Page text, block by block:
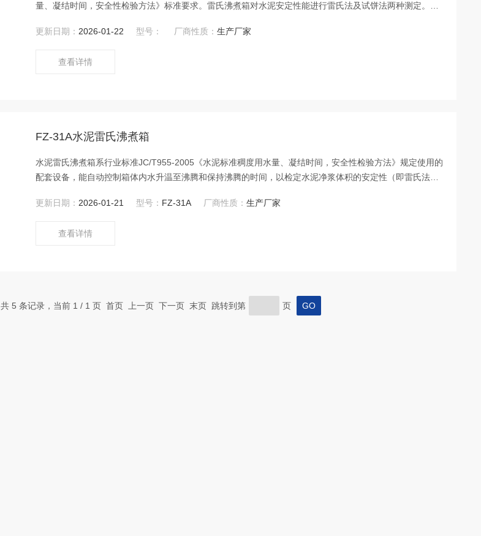
量、凝结时间，安全性检验方法》标准要求。雷氏沸煮箱对水泥安定性能进行雷氏法及试饼法两种测定。雷
更新日期： 2026-01-22 型号： 厂商性质：生产厂家
查看详情
FZ-31A水泥雷氏沸煮箱
水泥雷氏沸煮箱系行业标准JC/T955-2005《水泥标准稠度用水量、凝结时间，安全性检验方法》规定使用的
配套设备，能自动控制箱体内水升温至沸腾和保持沸腾的时间，以检定水泥净浆体积的安定性（即雷氏法和
更新日期： 2026-01-21 型号： FZ-31A 厂商性质：生产厂家
查看详情
共 5 条记录，当前 1 / 1 页 首页 上一页 下一页 末页 跳转到第 页